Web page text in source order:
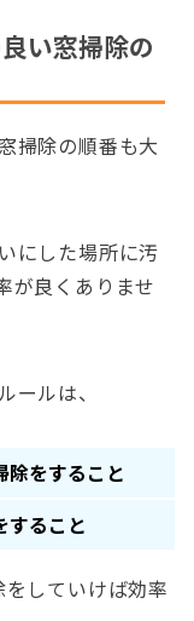
い窓掃除の
掃除の順番も大
にした場所に汚
が良くありませ
ールは、
除をすること
すること
していけば効率